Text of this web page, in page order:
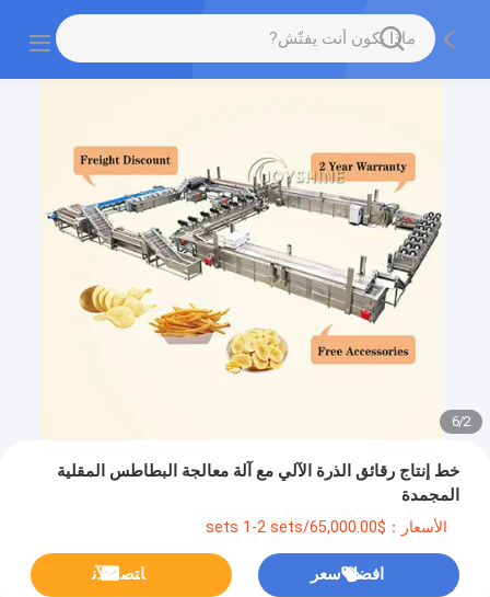
2
/
6
خط إنتاج رقائق الذرة الآلي مع آلة معالجة البطاطس المقلية
المجمدة
الأسعار：$65,000.00/sets 1-2 sets
افضل سعر ﺎﺘﺼﻟ ﺍﻶﻧ